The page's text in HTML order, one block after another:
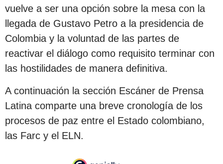
vuelve a ser una opción sobre la mesa con la
llegada de Gustavo Petro a la presidencia de
Colombia y la voluntad de las partes de
reactivar el diálogo como requisito terminar con
las hostilidades de manera definitiva.
A continuación la sección Escáner de Prensa
Latina comparte una breve cronología de los
procesos de paz entre el Estado colombiano,
las Farc y el ELN.